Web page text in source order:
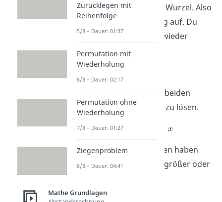
Hier steht 5 – x unter der Wurzel. Also
stellst du die Ungleichung auf. Du
setzt also den Ausdruck wieder
größer oder gleich null:
Dann rechnest du +x auf beiden
Seiten, um die Gleichung zu lösen.
Wenn du das x links stehen haben
möchtest, drehst du das größer oder
.
Zurücklegen mit
Reihenfolge
5/8 – Dauer: 01:37
Permutation mit
Wiederholung
6/8 – Dauer: 02:17
Permutation ohne
Wiederholung
7/8 – Dauer: 01:27
Ziegenproblem
8/8 – Dauer: 04:41
Mathe Grundlagen